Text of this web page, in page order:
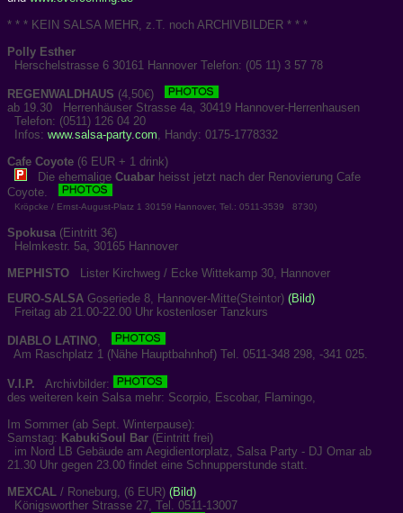
* * * KEIN SALSA MEHR, z.T. noch ARCHIVBILDER * * *
Polly Esther
Herschelstrasse 6 30161 Hannover Telefon: (05 11) 3 57 78
REGENWALDHAUS (4,50€)
ab 19.30 Herrenhäuser Strasse 4a, 30419 Hannover-Herrenhausen
Telefon: (0511) 126 04 20
Infos: www.salsa-party.com, Handy: 0175-1778332
Cafe Coyote (6 EUR + 1 drink)
Die ehemalige Cuabar heisst jetzt nach der Renovierung Cafe
Coyote.
Kröpcke / Ernst-August-Platz 1 30159 Hannover, Tel.: 0511-3539 8730)
Spokusa (Eintritt 3€)
Helmkestr. 5a, 30165 Hannover
MEPHISTO Lister Kirchweg / Ecke Wittekamp 30, Hannover
EURO-SALSA Goseriede 8, Hannover-Mitte(Steintor) (Bild)
Freitag ab 21.00-22.00 Uhr kostenloser Tanzkurs
DIABLO LATINO,
Am Raschplatz 1 (Nähe Hauptbahnhof) Tel. 0511-348 298, -341 025.
V.I.P. Archivbilder:
des weiteren kein Salsa mehr: Scorpio, Escobar, Flamingo,
Im Sommer (ab Sept. Winterpause):
Samstag: KabukiSoul Bar (Eintritt frei)
im Nord LB Gebäude am Aegidientorplatz, Salsa Party - DJ Omar ab
21.30 Uhr gegen 23.00 findet eine Schnupperstunde statt.
MEXCAL / Roneburg, (6 EUR) (Bild)
Königsworther Strasse 27, Tel. 0511-13007